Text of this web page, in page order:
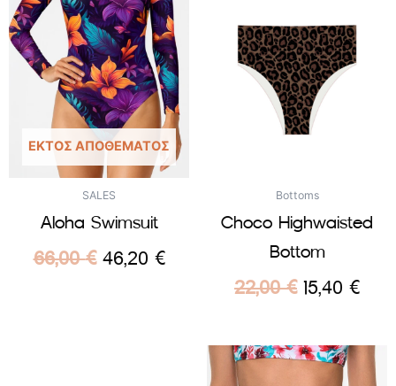
ΕΚΤΌΣ ΑΠΟΘΈΜΑΤΟΣ
SALES
Aloha Swimsuit
66,00€ 46,20 €
Bottoms
Choco Highwaisted
Bottom
22,00€ 15,40 €